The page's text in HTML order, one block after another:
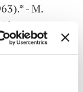
- M.
, Alcan,
dono, in
saggi,